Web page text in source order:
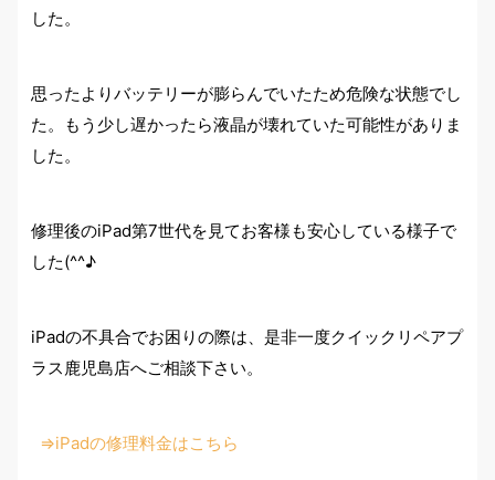
した。
思ったよりバッテリーが膨らんでいたため危険な状態でし
た。もう少し遅かったら液晶が壊れていた可能性がありま
した。
修理後のiPad第7世代を見てお客様も安心している様子で
した(^^♪
iPadの不具合でお困りの際は、是非一度クイックリペアプ
ラス鹿児島店へご相談下さい。
⇒iPadの修理料金はこちら